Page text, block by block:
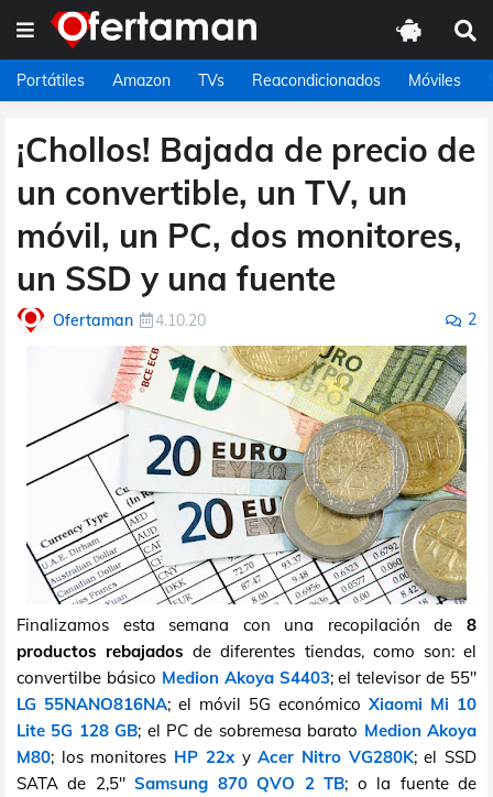
Portátiles Amazon TVs Reacondicionados Móviles
¡Chollos! Bajada de precio de
un convertible, un TV, un
móvil, un PC, dos monitores,
un SSD y una fuente
Ofertaman 4.10.20 2
Finalizamos esta semana con una recopilación de 8
productos rebajados de diferentes tiendas, como son: el
convertilbe básico Medion Akoya S4403; el televisor de 55"
LG 55NANO816NA; el móvil 5G económico Xiaomi Mi 10
Lite 5G 128 GB; el PC de sobremesa barato Medion Akoya
M80; los monitores HP 22xyAcer Nitro VG280K; el SSD
SATA de 2,5"Samsung 870 QVO 2 TB; o la fuente de